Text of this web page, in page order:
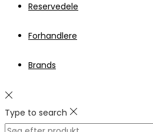
Reservedele
Forhandlere
Brands
Type to search